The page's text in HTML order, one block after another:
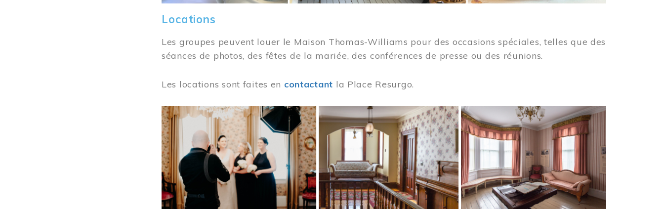
Locations
Les groupes peuvent louer le Maison Thomas-Williams pour des occasions spéciales, telles que des
séances de photos, des fêtes de la mariée, des conférences de presse ou des réunions.
Les locations sont faites en contactant la Place Resurgo.
Image